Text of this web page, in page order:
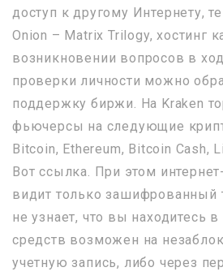
доступ к другому Интернету,
Onion – Matrix Trilogy, хостинг
возникновении вопросов в
проверки личности можно
поддержку биржи. На Kraken
фьючерсы на следующие
Bitcoin, Ethereum, Bitcoin Cash,
Вот ссылка. При этом
видит только зашифрованный
не узнает, что вы находитесь
средств возможен на
учетную запись, либо через